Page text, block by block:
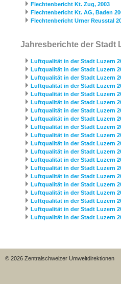
Flechtenbericht Kt. Zug, 2003
Flechtenbericht Kt. AG, Baden
Flechtenbericht Urner Reusstal
Jahresberichte der Stadt
Luftqualität in der Stadt Luzern
Luftqualität in der Stadt Luzern
Luftqualität in der Stadt Luzern
Luftqualität in der Stadt Luzern
Luftqualität in der Stadt Luzern
Luftqualität in der Stadt Luzern
Luftqualität in der Stadt Luzern
Luftqualität in der Stadt Luzern
Luftqualität in der Stadt Luzern
Luftqualität in der Stadt Luzern
Luftqualität in der Stadt Luzern
Luftqualität in der Stadt Luzern
Luftqualität in der Stadt Luzern
Luftqualität in der Stadt Luzern
Luftqualität in der Stadt Luzern
Luftqualität in der Stadt Luzern
Luftqualität in der Stadt Luzern
Luftqualität in der Stadt Luzern
Luftqualität in der Stadt Luzern
Luftqualität in der Stadt Luzern
© 2026 Zentralschweizer Umweltdirektionen